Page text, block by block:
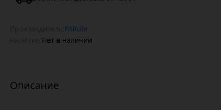
FitRule
Нет в наличии